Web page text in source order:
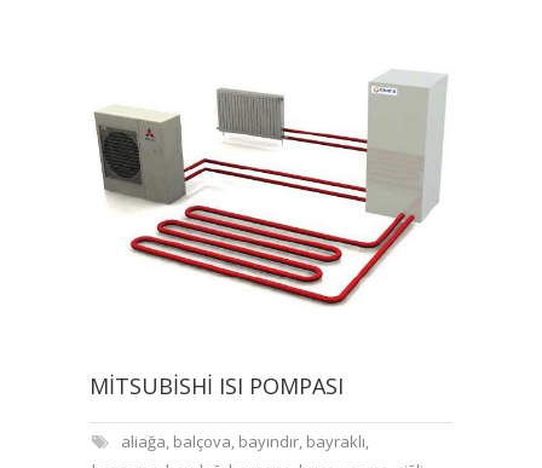
MITSUBISHI ISI POMPASI
aliağa, balçova, bayındır, bayraklı,